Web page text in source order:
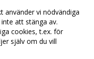
använder vi nödvändiga
att stänga av.
cookies, t.ex. för
själv om du vill